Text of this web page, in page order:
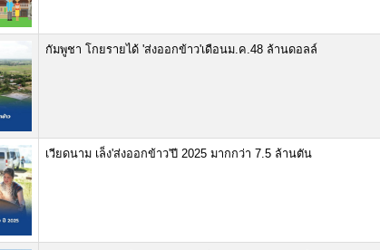
กัมพูชา โกยรายได้ 'ส่งออกข้าว'เดือนม.ค.48 ล้านดอลล์
เวียดนาม เล็ง'ส่งออกข้าว'ปี 2025 มากกว่า 7.5 ล้านตัน